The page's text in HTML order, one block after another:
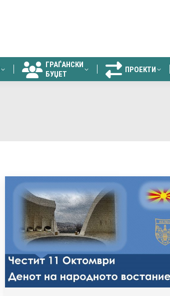
ГРАЃАНСКИ
БУЏЕТ
ПРОЕКТИ